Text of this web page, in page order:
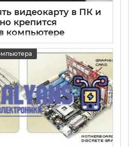
видеокарту в ПК и
крепится
компьютере